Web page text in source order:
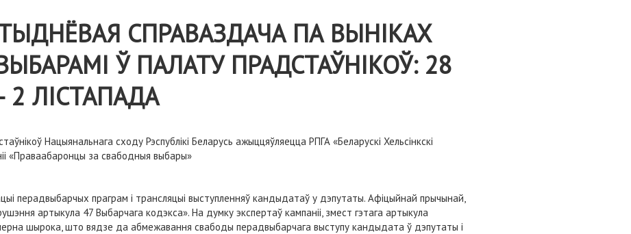
СПРАВАЗДАЧА ПА ВЫНІКАХ
Ў ПАЛАТУ ПРАДСТАЎНІКОЎ: 28
2 ЛІСТАПАДА
Нацыянальнага сходу Рэспублікі Беларусь ажыццяўляецца РПГА «Беларускі Хельсінкскі
«Праваабаронцы за свабодныя выбары»
перадвыбарчых праграм і трансляцыі выступленняў кандыдатаў у дэпутаты. Афіцыйнай прычынай,
артыкула 47 Выбарчага кодэкса». На думку экспертаў кампаніі, змест гэтага артыкула
шырока, што вядзе да абмежавання свабоды перадвыбарчага выступу кандыдата ў дэпутаты і